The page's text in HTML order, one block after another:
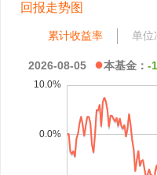
回报走势图
累计收益率 单位
2026-08-05 ●本基金： -